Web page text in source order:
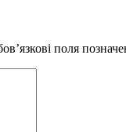
поля